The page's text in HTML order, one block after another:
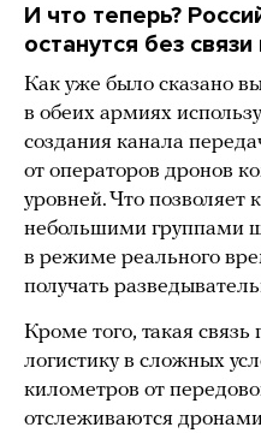
И что теперь?
останутся без
Как уже было сказано
в обеих армиях
создания канала
от операторов дронов
уровней. Что
небольшими группами
в режиме реального
получать
Кроме того, такая связь
логистику в сложных
километров от
отслеживаются